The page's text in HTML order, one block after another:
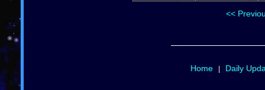
<<
Home| Daily